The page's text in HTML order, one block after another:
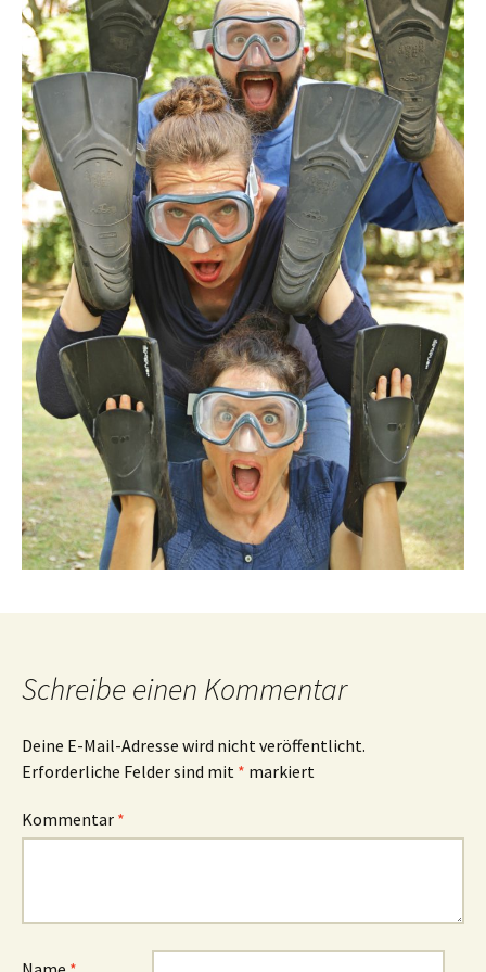
Schreibe einen Kommentar
Deine E-Mail-Adresse wird nicht veröffentlicht.
Erforderliche Felder sind mit * markiert
Kommentar *